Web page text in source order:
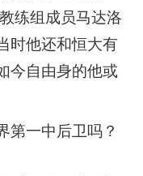
练组成员马达洛
时他还和恒大有
今自由身的他或
第一中后卫吗？